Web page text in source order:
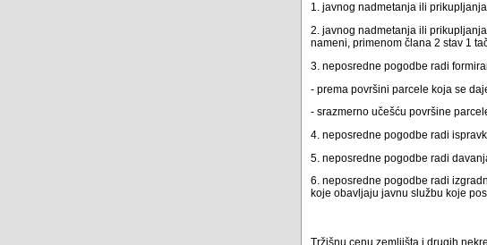
1. javnog nadmetanja ili
2. javnog nadmetanja ili
nameni, primenom člana 2 stav 1
3. neposredne pogodbe radi
- prema površini parcele koja se
- srazmerno učešću površine
4. neposredne pogodbe radi
5. neposredne pogodbe radi
6. neposredne pogodbe radi
koje obavljaju javnu službu koje
Tržišnu cenu zemljišta i drugih